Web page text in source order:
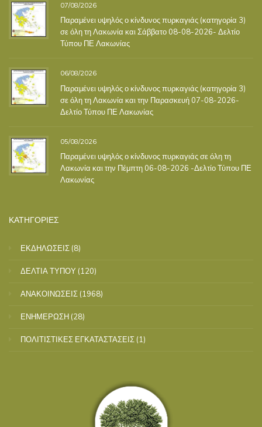
07/08/2026
Παραμένει υψηλός ο κίνδυνος πυρκαγιάς (κατηγορία 3)
σε όλη τη Λακωνία και Σάββατο 08-08-2026- Δελτίο
Τύπου ΠΕ Λακωνίας
06/08/2026
Παραμένει υψηλός ο κίνδυνος πυρκαγιάς (κατηγορία 3)
σε όλη τη Λακωνία και την Παρασκευή 07-08-2026-
Δελτίο Τύπου ΠΕ Λακωνίας
05/08/2026
Παραμένει υψηλός ο κίνδυνος πυρκαγιάς σε όλη τη
Λακωνία και την Πέμπτη 06-08-2026 -Δελτίο Τύπου ΠΕ
Λακωνίας
ΚΑΤΗΓΟΡΙΕΣ
ΕΚΔΗΛΩΣΕΙΣ (8)
ΔΕΛΤΙΑ ΤΥΠΟΥ (120)
ΑΝΑΚΟΙΝΩΣΕΙΣ (1968)
ΕΝΗΜΕΡΩΣΗ (28)
ΠΟΛΙΤΙΣΤΙΚΕΣ ΕΓΚΑΤΑΣΤΑΣΕΙΣ (1)